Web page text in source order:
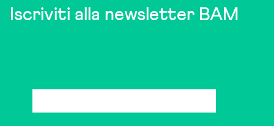
Iscriviti alla newsletter BAM